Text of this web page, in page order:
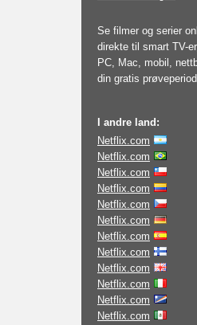
Se filmer og serier
direkte til smart TV-
PC, Mac, mobil,
din gratis
I andre land:
Netflix.com
Netflix.com
Netflix.com
Netflix.com
Netflix.com
Netflix.com
Netflix.com
Netflix.com
Netflix.com
Netflix.com
Netflix.com
Netflix.com